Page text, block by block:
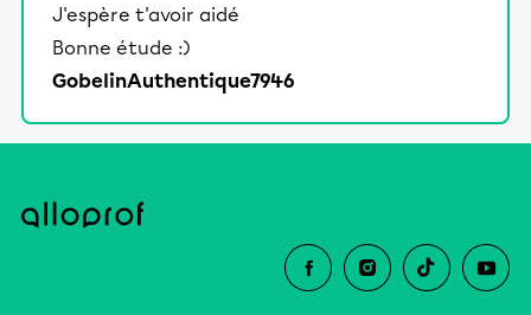
J'espère t'avoir aidé
Bonne étude :)
GobelinAuthentique7946